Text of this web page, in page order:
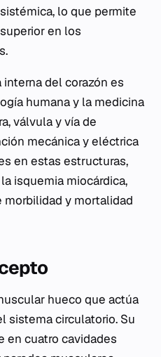
lo que permite
en los
del corazón es
humana y la medicina
válvula y vía de
mecánica y eléctrica
en estas estructuras,
isquemia miocárdica,
morbilidad y mortalidad
hueco que actúa
sistema circulatorio. Su
en cuatro cavidades